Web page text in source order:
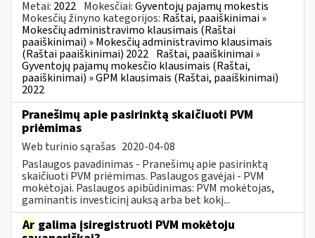
Metai: 2022 Mokesčiai:Gyventojų pajamų mokestis
Mokesčių žinyno kategorijos: Raštai, paaiškinimai »
Mokesčių administravimo klausimais (Raštai
paaiškinimai) » Mokesčių administravimo klausimais
(Raštai paaiškinimai) 2022 Raštai, paaiškinimai »
Gyventojų pajamų mokesčio klausimais (Raštai,
paaiškinimai) » GPM klausimais (Raštai, paaiškinimai)
2022
Pranešimų apie pasirinktą skaičiuoti PVM
priėmimas
Web turinio sąrašas 2020-04-08
Paslaugos pavadinimas - Pranešimų apie pasirinktą
skaičiuoti PVM priėmimas. Paslaugos gavėjai - PVM
mokėtojai. Paslaugos apibūdinimas: PVM mokėtojas,
gaminantis investicinį auksą arba bet kokį...
Ar galima įsiregistruoti PVM mokėtoju